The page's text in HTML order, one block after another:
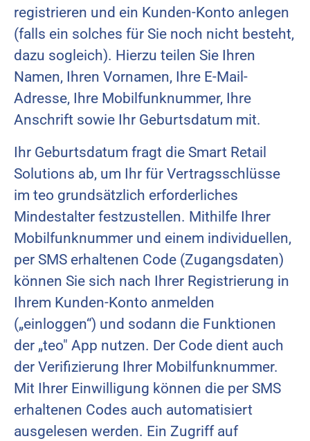
registrieren und ein Kunden-Konto anlegen
(falls ein solches für Sie noch nicht besteht,
dazu sogleich). Hierzu teilen Sie Ihren
Namen, Ihren Vornamen, Ihre E-Mail-
Adresse, Ihre Mobilfunknummer, Ihre
Anschrift sowie Ihr Geburtsdatum mit.
Ihr Geburtsdatum fragt die Smart Retail
Solutions ab, um Ihr für Vertragsschlüsse
im teo grundsätzlich erforderliches
Mindestalter festzustellen. Mithilfe Ihrer
Mobilfunknummer und einem individuellen,
per SMS erhaltenen Code (Zugangsdaten)
können Sie sich nach Ihrer Registrierung in
Ihrem Kunden-Konto anmelden
(„einloggen“) und sodann die Funktionen
der „teo" App nutzen. Der Code dient auch
der Verifizierung Ihrer Mobilfunknummer.
Mit Ihrer Einwilligung können die per SMS
erhaltenen Codes auch automatisiert
ausgelesen werden. Ein Zugriff auf